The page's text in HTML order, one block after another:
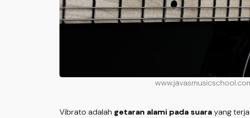
Vibrato adalah getaran alami pada suarayang